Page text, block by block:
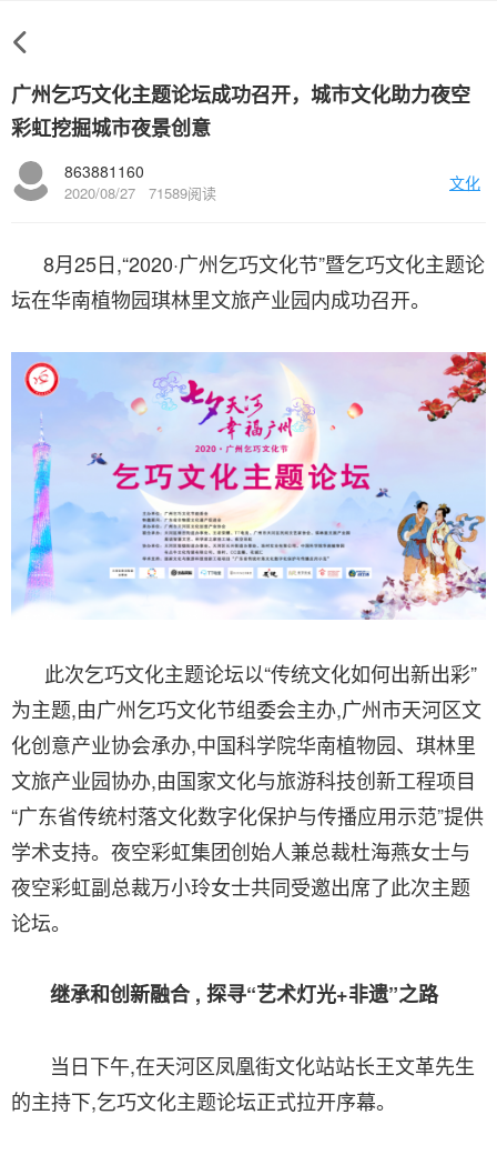
广州乞巧文化主题论坛成功召开，城市文化助力夜空
彩虹挖掘城市夜景创意
文化
863881160
2020/08/27 71589阅读
8月25日,“2020·广州乞巧文化节”暨乞巧文化主题论
坛在华南植物园琪林里文旅产业园内成功召开。
此次乞巧文化主题论坛以“传统文化如何出新出彩”
为主题,由广州乞巧文化节组委会主办,广州市天河区文
化创意产业协会承办,中国科学院华南植物园、琪林里
文旅产业园协办,由国家文化与旅游科技创新工程项目
“广东省传统村落文化数字化保护与传播应用示范”提供
学术支持。夜空彩虹集团创始人兼总裁杜海燕女士与
夜空彩虹副总裁万小玲女士共同受邀出席了此次主题
论坛。
继承和创新融合 , 探寻“艺术灯光+非遗”之路
当日下午,在天河区凤凰街文化站站长王文革先生
的主持下,乞巧文化主题论坛正式拉开序幕。